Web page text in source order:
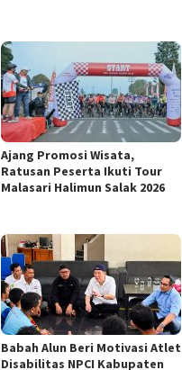
Ajang Promosi Wisata,
Ratusan Peserta Ikuti Tour
Malasari Halimun Salak 2026
Babah Alun Beri Motivasi Atlet
Disabilitas NPCI Kabupaten